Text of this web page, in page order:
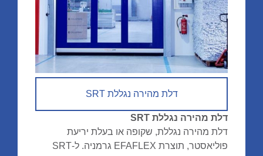
דלת מהירה נגללת SRT
דלת מהירה נגללת SRT
דלת מהירה נגללת, שקופה או בעלת יריעת
פוליאסטר, תוצרת EFAFLEX גרמניה. ל-SRT